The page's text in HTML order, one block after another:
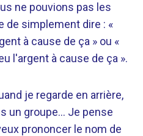
ne pouvions pas les
de simplement dire : «
à cause de ça » ou «
l'argent à cause de ça ».
je regarde en arrière,
un groupe… Je pense
prononcer le nom de